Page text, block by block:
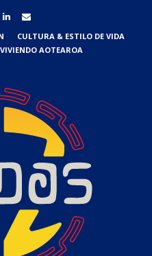
CULTURA & ESTILO DE VIDA
VIVIENDO AOTEAROA